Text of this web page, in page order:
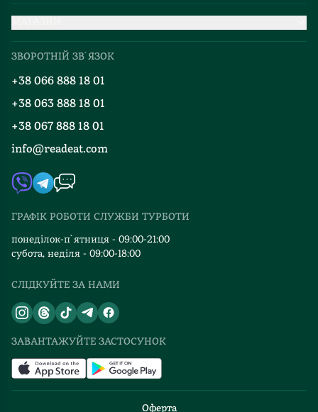
Добірки
Блог
Події
Книгарні
Контакти
Автори
Видавництва
Відгуки та оцінка RDT
ЗВОРОТНІЙ ЗВ`ЯЗОК
+38 066 888 18 01
+38 063 888 18 01
+38 067 888 18 01
info@readeat.com
ГРАФІК РОБОТИ СЛУЖБИ ТУРБОТИ
понеділок-п`ятниця - 09:00-21:00
субота, неділя - 09:00-18:00
СЛІДКУЙТЕ ЗА НАМИ
ЗАВАНТАЖУЙТЕ ЗАСТОСУНОК
Оферта